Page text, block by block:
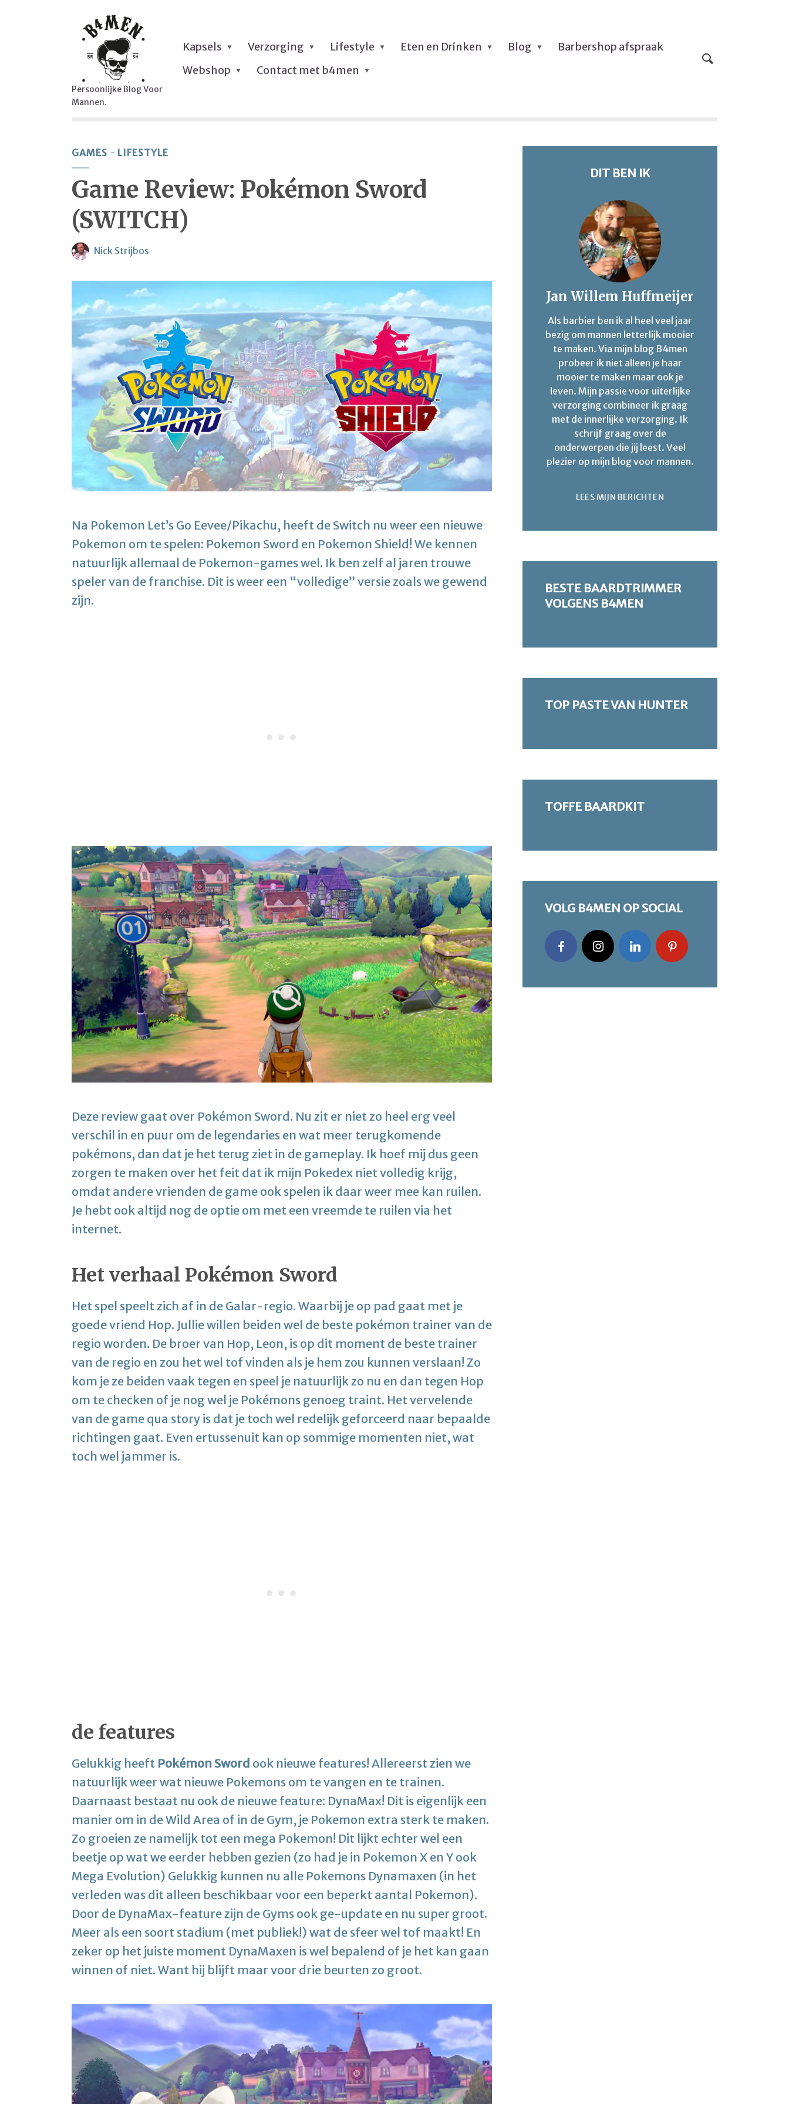
Persoonlijke Blog Voor
Mannen.
Kapsels Verzorging Lifestyle Eten en Drinken Blog
Barbershop afspraak
Webshop
Contact met b4men
GAMES LIFESTYLE
Game Review: Pokémon Sword
(SWITCH)
Nick Strijbos
Na Pokemon Let’s Go Eevee/Pikachu, heeft de Switch nu weer een nieuwe
Pokemon om te spelen: Pokemon Sword en Pokemon Shield! We kennen
natuurlijk allemaal de Pokemon-games wel. Ik ben zelf al jaren trouwe
speler van de franchise. Dit is weer een “volledige” versie zoals we gewend
zijn.
Deze review gaat over Pokémon Sword. Nu zit er niet zo heel erg veel
verschil in en puur om de legendaries en wat meer terugkomende
pokémons, dan dat je het terug ziet in de gameplay. Ik hoef mij dus geen
zorgen te maken over het feit dat ik mijn Pokedex niet volledig krijg,
omdat andere vrienden de game ook spelen ik daar weer mee kan ruilen.
Je hebt ook altijd nog de optie om met een vreemde te ruilen via het
internet.
Het verhaal Pokémon Sword
Het spel speelt zich af in de Galar-regio. Waarbij je op pad gaat met je
goede vriend Hop. Jullie willen beiden wel de beste pokémon trainer van de
regio worden. De broer van Hop, Leon, is op dit moment de beste trainer
van de regio en zou het wel tof vinden als je hem zou kunnen verslaan! Zo
kom je ze beiden vaak tegen en speel je natuurlijk zo nu en dan tegen Hop
om te checken of je nog wel je Pokémons genoeg traint. Het vervelende
van de game qua story is dat je toch wel redelijk geforceerd naar bepaalde
richtingen gaat. Even ertussenuit kan op sommige momenten niet, wat
toch wel jammer is.
de features
Gelukkig heeft Pokémon Sword ook nieuwe features! Allereerst zien we
natuurlijk weer wat nieuwe Pokemons om te vangen en te trainen.
Daarnaast bestaat nu ook de nieuwe feature: DynaMax! Dit is eigenlijk een
manier om in de Wild Area of in de Gym, je Pokemon extra sterk te maken.
Zo groeien ze namelijk tot een mega Pokemon! Dit lijkt echter wel een
beetje op wat we eerder hebben gezien (zo had je in Pokemon X en Y ook
Mega Evolution) Gelukkig kunnen nu alle Pokemons Dynamaxen (in het
verleden was dit alleen beschikbaar voor een beperkt aantal Pokemon).
Door de DynaMax-feature zijn de Gyms ook ge-update en nu super groot.
Meer als een soort stadium (met publiek!) wat de sfeer wel tof maakt! En
zeker op het juiste moment DynaMaxen is wel bepalend of je het kan gaan
winnen of niet. Want hij blijft maar voor drie beurten zo groot.
DIT BEN IK
Jan Willem Huffmeijer
Als barbier ben ik al heel veel jaar
bezig om mannen letterlijk mooier
te maken. Via mijn blog B4men
probeer ik niet alleen je haar
mooier te maken maar ook je
leven. Mijn passie voor uiterlijke
verzorging combineer ik graag
met de innerlijke verzorging. Ik
schrijf graag over de
onderwerpen die jij leest. Veel
plezier op mijn blog voor mannen.
LEES MIJN BERICHTEN
BESTE BAARDTRIMMER
VOLGENS B4MEN
TOP PASTE VAN HUNTER
TOFFE BAARDKIT
VOLG B4MEN OP SOCIAL